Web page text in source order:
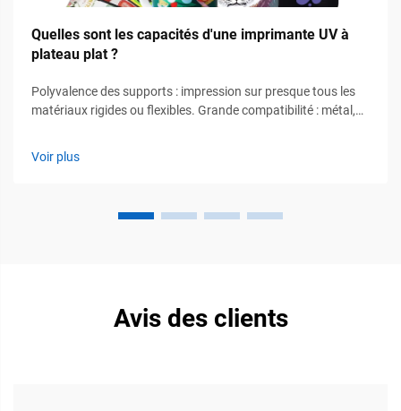
Quelles sont les capacités d'une imprimante UV à
plateau plat ?
Polyvalence des supports : impression sur presque tous les
matériaux rigides ou flexibles. Grande compatibilité : métal,
allant bien au-delà des supports traditionnels, éliminant ainsi
Voir plus
Avis des clients